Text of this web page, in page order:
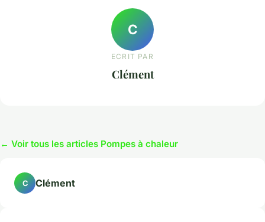
C
ECRIT PAR
Clément
← Voir tous les articles Pompes à chaleur
C Clément